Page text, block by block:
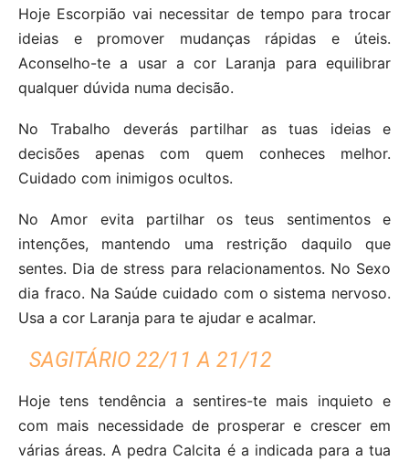
Hoje Escorpião vai necessitar de tempo para trocar
ideias e promover mudanças rápidas e úteis.
Aconselho-te a usar a cor Laranja para equilibrar
qualquer dúvida numa decisão.
No Trabalho deverás partilhar as tuas ideias e
decisões apenas com quem conheces melhor.
Cuidado com inimigos ocultos.
No Amor evita partilhar os teus sentimentos e
intenções, mantendo uma restrição daquilo que
sentes. Dia de stress para relacionamentos. No Sexo
dia fraco. Na Saúde cuidado com o sistema nervoso.
Usa a cor Laranja para te ajudar e acalmar.
SAGITÁRIO 22/11 A 21/12
Hoje tens tendência a sentires-te mais inquieto e
com mais necessidade de prosperar e crescer em
várias áreas. A pedra Calcita é a indicada para a tua